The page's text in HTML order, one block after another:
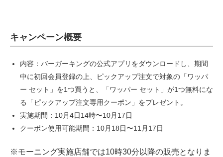
キャンペーン概要
内容：バーガーキングの公式アプリをダウンロードし、期間
中に初回会員登録の上、ピックアップ注文で対象の「ワッパ
ー セット」を1つ買うと、「ワッパー セット」が1つ無料にな
る「ピックアップ注文専用クーポン」をプレゼント。
実施期間：10月4日14時〜10月17日
クーポン使用可能期間：10月18日〜11月17日
※モーニング実施店舗では10時30分以降の販売となりま